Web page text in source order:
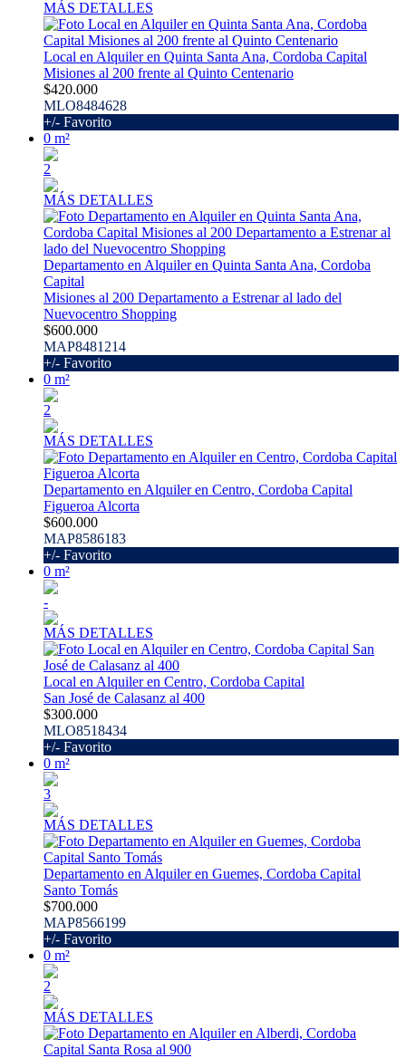
MÁS DETALLES
Local en Alquiler en Quinta Santa Ana, Cordoba Capital
Misiones al 200 frente al Quinto Centenario
$420.000
MLO8484628
+/- Favorito
0 m²
2
MÁS DETALLES
Departamento en Alquiler en Quinta Santa Ana, Cordoba
Capital
Misiones al 200 Departamento a Estrenar al lado del
Nuevocentro Shopping
$600.000
MAP8481214
+/- Favorito
0 m²
2
MÁS DETALLES
Departamento en Alquiler en Centro, Cordoba Capital
Figueroa Alcorta
$600.000
MAP8586183
+/- Favorito
0 m²
-
MÁS DETALLES
Local en Alquiler en Centro, Cordoba Capital
San José de Calasanz al 400
$300.000
MLO8518434
+/- Favorito
0 m²
3
MÁS DETALLES
Departamento en Alquiler en Guemes, Cordoba Capital
Santo Tomás
$700.000
MAP8566199
+/- Favorito
0 m²
2
MÁS DETALLES